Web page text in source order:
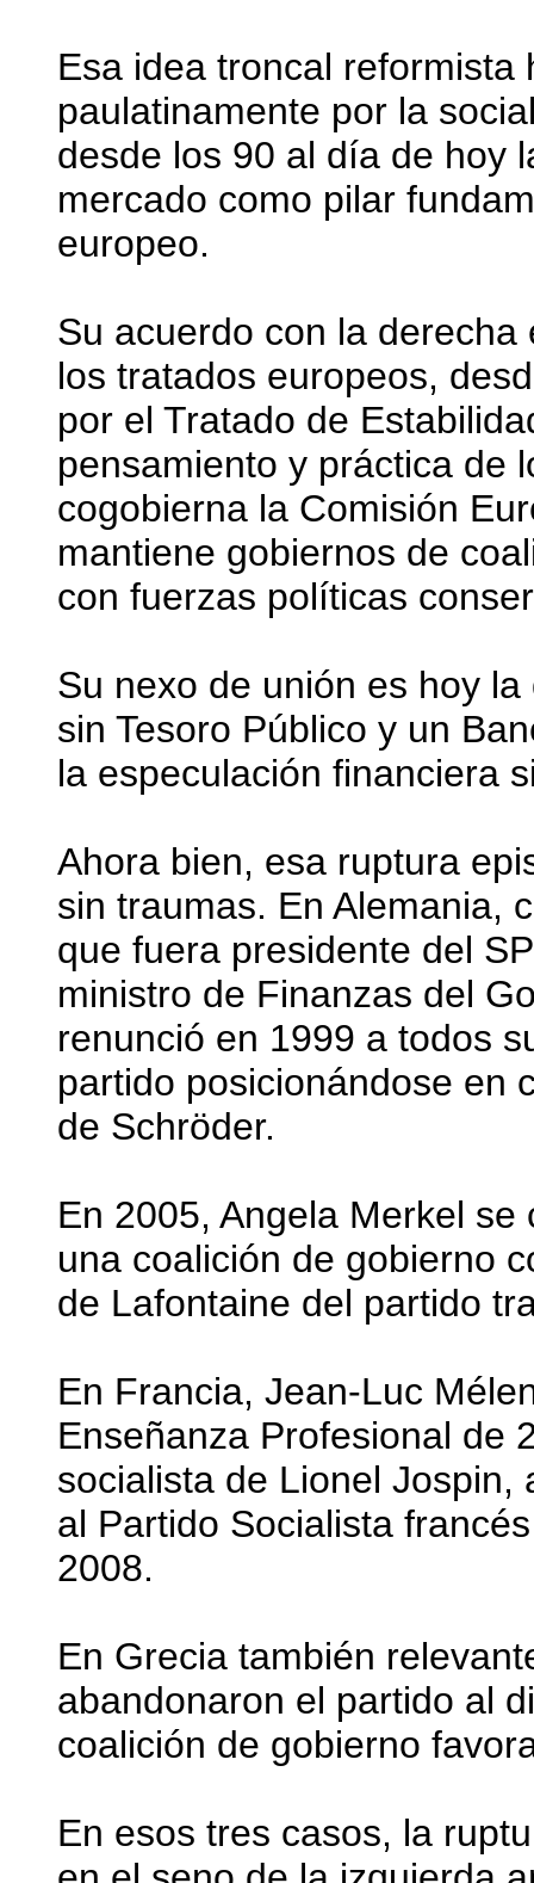
Esa idea troncal reformista
paulatinamente por la
desde los 90 al día de hoy
mercado como pilar
europeo.
Su acuerdo con la
los tratados europeos,
por el Tratado de
pensamiento y práctica de
cogobierna la Comisión
mantiene gobiernos de
con fuerzas políticas
Su nexo de unión es hoy
sin Tesoro Público y un
la especulación financiera
Ahora bien, esa ruptura
sin traumas. En Alemania,
que fuera presidente del
ministro de Finanzas del
renunció en 1999 a todos
partido posicionándose en
de Schröder.
En 2005, Angela Merkel
una coalición de gobierno
de Lafontaine del partido
En Francia, Jean-Luc
Enseñanza Profesional de
socialista de Lionel Jospin,
al Partido Socialista
2008.
En Grecia también
abandonaron el partido al
coalición de gobierno
En esos tres casos, la